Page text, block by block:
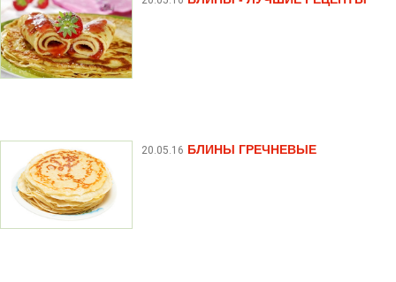
20.05.16 БЛИНЫ ГРЕЧНЕВЫЕ